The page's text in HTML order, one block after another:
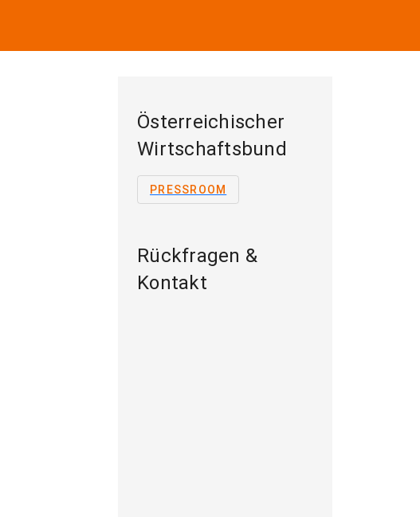
Österreichischer
Wirtschaftsbund
PRESSROOM
Rückfragen &
Kontakt